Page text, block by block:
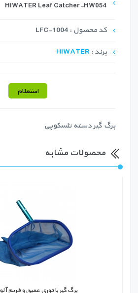
HIWATER Leaf Catcher-HW054
کد محصول : LFC-1004
برند : HIWATER
استعلام
برگ گیر دسته تلسکوپی
محصولات مشابه
برگ گیر با توری عمیق و فریم